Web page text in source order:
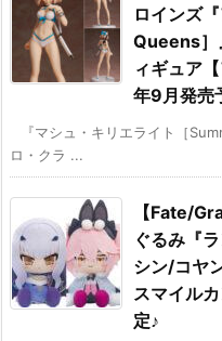
ロインズ
Queens］
ィギュア
年9月発
『マシュ・キリエライト［
ロ・クラ ...
【Fate/
ぐるみ『
シン/コヤ
スマイル
定♪